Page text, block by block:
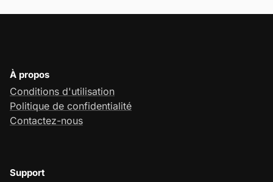
À propos
Conditions d'utilisation
Politique de confidentialité
Contactez-nous
Support